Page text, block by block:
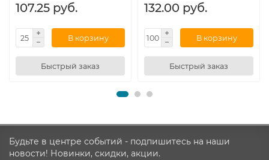
107.25 руб.
В корзину
Быстрый заказ
132.00 руб.
В корзину
Быстрый заказ
Будьте в центре событий - подпишитесь на наши
новости! Новинки, скидки, акции.